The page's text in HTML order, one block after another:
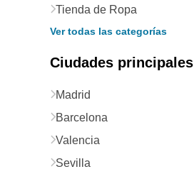
Tienda de Ropa
Ver todas las categorías
Ciudades principales
Madrid
Barcelona
Valencia
Sevilla